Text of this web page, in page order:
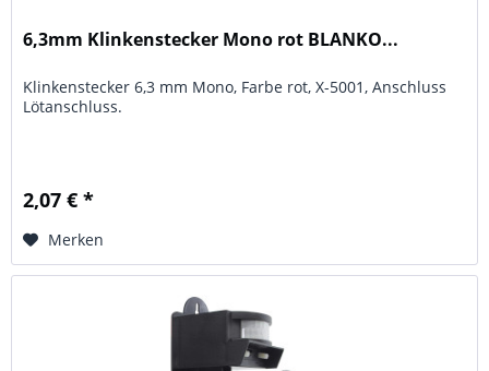
6,3mm Klinkenstecker Mono rot BLANKO...
Klinkenstecker 6,3 mm Mono, Farbe rot, X-5001, Anschluss
Lötanschluss.
2,07 € *
Merken